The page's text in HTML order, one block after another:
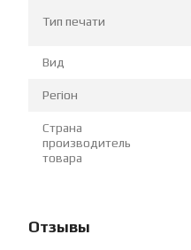
Тип печати
Вид
Регіон
Страна
производитель
товара
Отзывы